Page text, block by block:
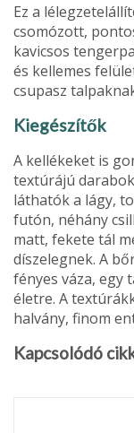
Ez a
csomózott,
kavicsos
és kellemes
csupasz
Kiegészítők
A kellékeket is
textúrájú
láthatók a lágy,
futón, néhány
matt, fekete tál
díszelegnek. A
fényes váza, egy
élet­re. A
halvány, finom
Kapcsolódó